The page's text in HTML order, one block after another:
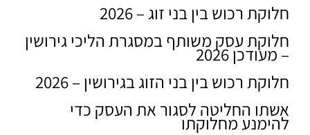
חלוקת רכוש בין בני זוג – 2026
חלוקת עסק משותף במסגרת הליכי גירושין
– מעודכן 2026
חלוקת רכוש בין בני הזוג בגירושין – 2026
אשתו החליטה לסגור את העסק כדי
להימנע מחלוקתו